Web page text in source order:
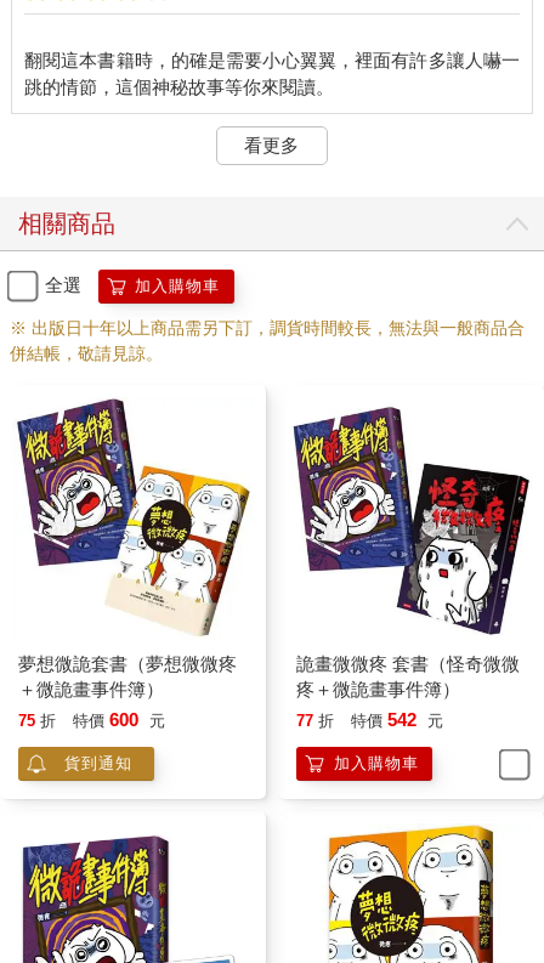
翻閱這本書籍時，的確是需要小心翼翼，裡面有許多讓人嚇一
看更多
相關商品
全選 加入購物車
※ 出版日十年以上商品需另下訂，調貨時間較長，無法與一般商品合
併結帳，敬請見諒。
夢想微詭套書（夢想微微疼
＋微詭畫事件簿）
75 折 特價 600 元
貨到通知
詭畫微微疼 套書（怪奇微微
疼＋微詭畫事件簿）
77 折 特價 542 元
加入購物車